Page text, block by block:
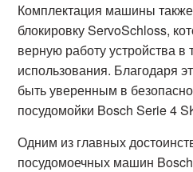
Комплектация машины
блокировку ServoSchloss,
верную работу устройства в
использования. Благодаря
быть уверенным в
посудомойки Bosch Serie 4
Одним из главных
посудомоечных машин Bosch